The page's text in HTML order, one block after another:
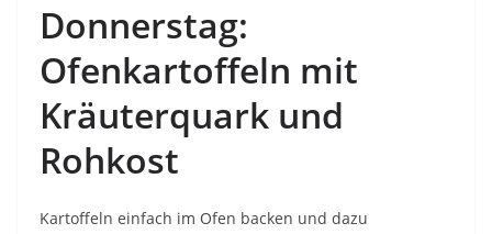
Donnerstag:
Ofenkartoffeln mit
Kräuterquark und
Rohkost
Kartoffeln einfach im Ofen backen und dazu